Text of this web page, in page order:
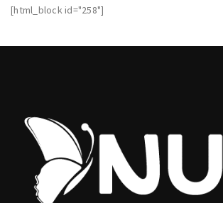
[html_block id="258"]